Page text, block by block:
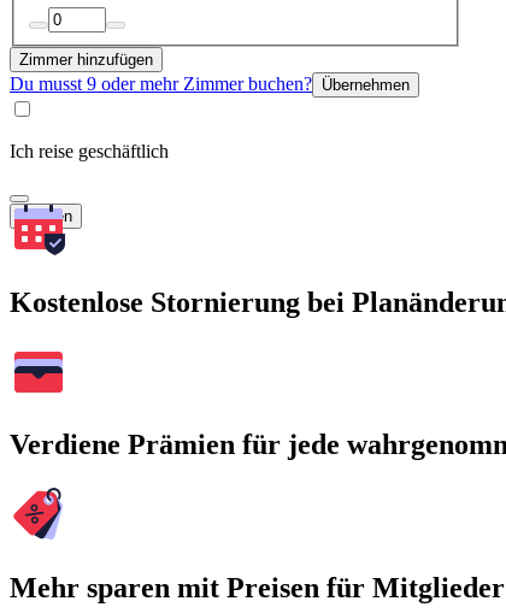
Zimmer hinzufügen
Du musst 9 oder mehr Zimmer buchen? Übernehmen
Ich reise geschäftlich
Suchen
Kostenlose Stornierung bei
Verdiene Prämien für jede
Mehr sparen mit Preisen für Mitglieder